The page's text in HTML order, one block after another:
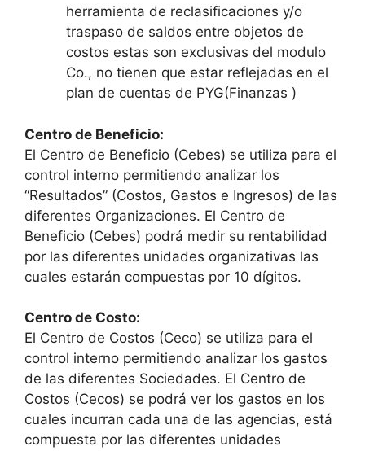
herramienta de reclasificaciones y/o
traspaso de saldos entre objetos de
costos estas son exclusivas del modulo
Co., no tienen que estar reflejadas en el
plan de cuentas de PYG(Finanzas )
Centro de Beneficio:
El Centro de Beneficio (Cebes) se utiliza para el
control interno permitiendo analizar los
“Resultados” (Costos, Gastos e Ingresos) de las
diferentes Organizaciones. El Centro de
Beneficio (Cebes) podrá medir su rentabilidad
por las diferentes unidades organizativas las
cuales estarán compuestas por 10 dígitos.
Centro de Costo:
El Centro de Costos (Ceco) se utiliza para el
control interno permitiendo analizar los gastos
de las diferentes Sociedades. El Centro de
Costos (Cecos) se podrá ver los gastos en los
cuales incurran cada una de las agencias, está
compuesta por las diferentes unidades